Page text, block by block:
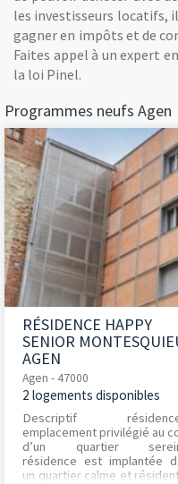
les investisseurs locatifs,
gagner en impôts et de
Faites appel à un expert
la loi Pinel.
Programmes neufs Agen
RÉSIDENCE HAPPY
SENIOR
AGEN
Agen - 47000
2 logements disponibles
Descriptif
emplacement privilégié au
d’un quartier
résidence est implantée
un quartier calme et